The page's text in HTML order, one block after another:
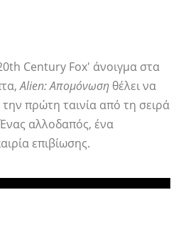
Century Fox' άνοιγμα στα
Alien: Απομόνωση θέλει να
την πρώτη ταινία από τη σειρά
αλλοδαπός, ένα
επιβίωσης.